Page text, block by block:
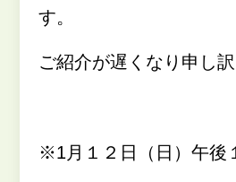
す。
ご紹介が遅くなり申し訳
※1 月１２日（日）午後